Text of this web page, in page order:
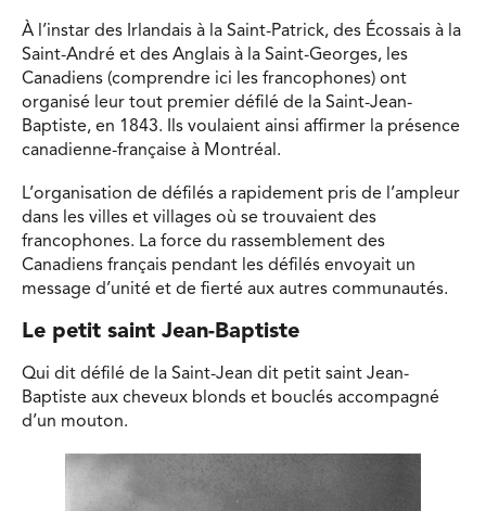
À l’instar des Irlandais à la Saint-Patrick, des Écossais à la
Saint-André et des Anglais à la Saint-Georges, les
Canadiens (comprendre ici les francophones) ont
organisé leur tout premier défilé de la Saint-Jean-
Baptiste, en 1843. Ils voulaient ainsi affirmer la présence
canadienne-française à Montréal.
L’organisation de défilés a rapidement pris de l’ampleur
dans les villes et villages où se trouvaient des
francophones. La force du rassemblement des
Canadiens français pendant les défilés envoyait un
message d’unité et de fierté aux autres communautés.
Le petit saint Jean-Baptiste
Qui dit défilé de la Saint-Jean dit petit saint Jean-
Baptiste aux cheveux blonds et bouclés accompagné
d’un mouton.